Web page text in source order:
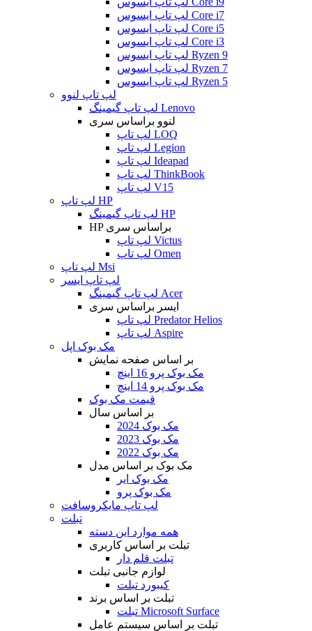
لپ تاپ ایسوس Core i7
لپ تاپ ایسوس Core i5
لپ تاپ ایسوس Core i3
لپ تاپ ایسوس Ryzen 9
لپ تاپ ایسوس Ryzen 7
لپ تاپ ایسوس Ryzen 5
لپ تاپ لنوو
لپ تاپ گیمینگ Lenovo
لنوو براساس سری
لپ تاپ LOQ
لپ تاپ Legion
لپ تاپ Ideapad
لپ تاپ ThinkBook
لپ تاپ V15
لپ تاپ HP
لپ تاپ گیمینگ HP
HP براساس سری
لپ تاپ Victus
لپ تاپ Omen
لپ تاپ Msi
لپ تاپ ایسر
لپ تاپ گیمینگ Acer
ایسر براساس سری
لپ تاپ Predator Helios
لپ تاپ Aspire
مک بوک اپل
بر اساس صفحه نمایش
مک بوک پرو 16 اینچ
مک بوک پرو 14 اینچ
قیمت مک بوک
بر اساس سال
مک بوک 2024
مک بوک 2023
مک بوک 2022
مک بوک بر اساس مدل
مک بوک ایر
مک بوک پرو
لپ تاپ مایکروسافت
تبلت
همه موارد این دسته
تبلت بر اساس کاربری
تبلت قلم دار
لوازم جانبی تبلت
کیبورد تبلت
تبلت بر اساس برند
تبلت Microsoft Surface
تبلت بر اساس سیستم عامل